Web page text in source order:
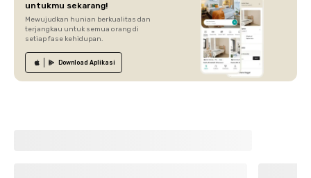
untukmu sekarang!
Mewujudkan hunian berkualitas dan
terjangkau untuk semua orang di
setiap fase kehidupan.
Download Aplikasi